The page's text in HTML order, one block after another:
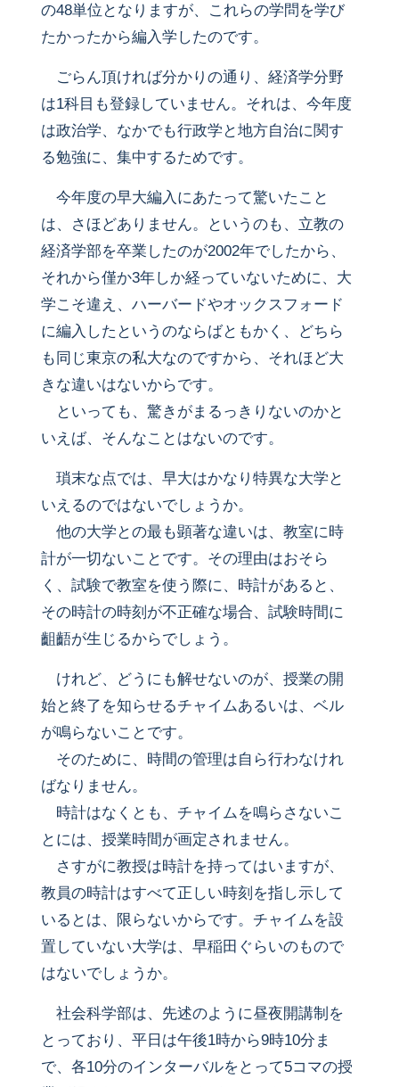
の48単位となりますが、これらの学問を学び
たかったから編入学したのです。
ごらん頂ければ分かりの通り、経済学分野
は1科目も登録していません。それは、今年度
は政治学、なかでも行政学と地方自治に関す
る勉強に、集中するためです。
今年度の早大編入にあたって驚いたこと
は、さほどありません。というのも、立教の
経済学部を卒業したのが2002年でしたから、
それから僅か3年しか経っていないために、大
学こそ違え、ハーバードやオックスフォード
に編入したというのならばともかく、どちら
も同じ東京の私大なのですから、それほど大
きな違いはないからです。
といっても、驚きがまるっきりないのかと
いえば、そんなことはないのです。
瑣末な点では、早大はかなり特異な大学と
いえるのではないでしょうか。
他の大学との最も顕著な違いは、教室に時
計が一切ないことです。その理由はおそら
く、試験で教室を使う際に、時計があると、
その時計の時刻が不正確な場合、試験時間に
齟齬が生じるからでしょう。
けれど、どうにも解せないのが、授業の開
始と終了を知らせるチャイムあるいは、ベル
が鳴らないことです。
そのために、時間の管理は自ら行わなけれ
ばなりません。
時計はなくとも、チャイムを鳴らさないこ
とには、授業時間が画定されません。
さすがに教授は時計を持ってはいますが、
教員の時計はすべて正しい時刻を指し示して
いるとは、限らないからです。チャイムを設
置していない大学は、早稲田ぐらいのもので
はないでしょうか。
社会科学部は、先述のように昼夜開講制を
とっており、平日は午後1時から9時10分ま
で、各10分のインターバルをとって5コマの授